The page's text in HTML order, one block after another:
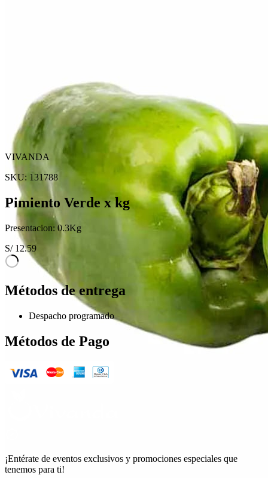
VIVANDA
SKU: 131788
Pimiento Verde x kg
Presentacion: 0.3Kg
S/ 12.59
Métodos de entrega
Despacho programado
Métodos de Pago
¡Entérate de eventos exclusivos y promociones especiales que
tenemos para ti!